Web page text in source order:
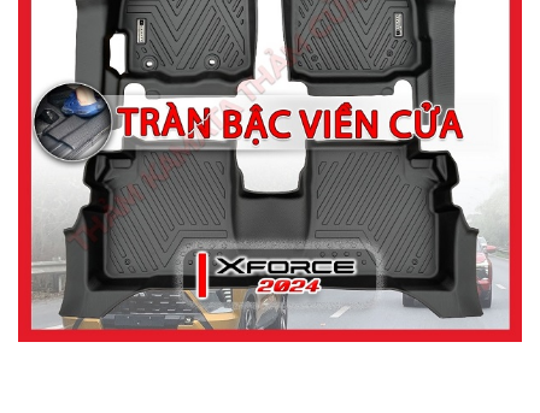
TOYOTA
HONDA
MAZDA
SUBARU
CHEVROLET
NISSAN
VOLKSWAGEN